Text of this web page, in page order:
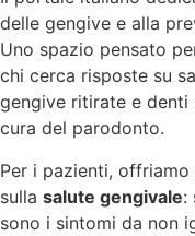
delle gengive e alla
Uno spazio pensato
chi cerca risposte su
gengive ritirate e
cura del parodonto.
Per i pazienti,
sulla salute gengivale:
sono i sintomi da non